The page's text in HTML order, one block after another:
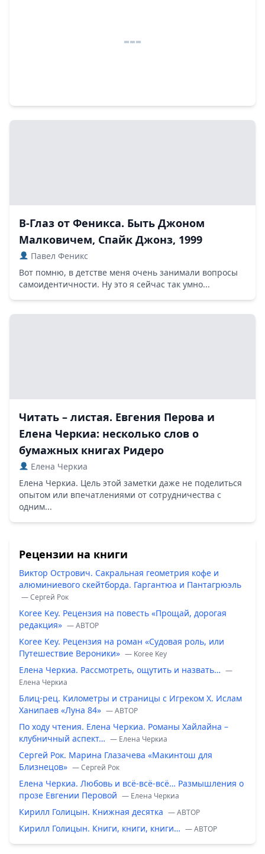
В-Глаз от Феникса. Быть Джоном
Малковичем, Спайк Джонз, 1999
Павел Феникс
Вот помню, в детстве меня очень занимали вопросы
самоидентичности. Ну это я сейчас так умно...
Читать – листая. Евгения Перова и
Елена Черкиа: несколько слов о
бумажных книгах Ридеро
Елена Черкиа
Елена Черкиа. Цель этой заметки даже не поделиться
опытом или впечатлениями от сотрудничества с
одним...
Рецензии на книги
Виктор Острович. Сакральная геометрия кофе и
алюминиевого скейтборда. Гаргантюа и Пантагрюэль
— Сергей Рок
Koree Key. Рецензия на повесть «Прощай, дорогая
редакция» — ABTOP
Koree Key. Рецензия на роман «Судовая роль, или
Путешествие Вероники» — Koree Key
Елена Черкиа. Рассмотреть, ощутить и назвать… —
Елена Черкиа
Блиц-рец. Километры и страницы с Игреком Х. Ислам
Ханипаев «Луна 84» — ABTOP
По ходу чтения. Елена Черкиа. Романы Хайлайна –
клубничный аспект… — Елена Черкиа
Сергей Рок. Марина Глазачева «Макинтош для
Близнецов» — Сергей Рок
Елена Черкиа. Любовь и всё-всё-всё… Размышления о
прозе Евгении Перовой — Елена Черкиа
Кирилл Голицын. Книжная десятка — ABTOP
Кирилл Голицын. Книги, книги, книги… — ABTOP